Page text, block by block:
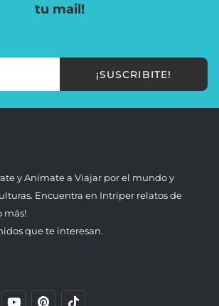
tu mail!
¡SUSCRIBITE!
y Anímate a Viajar por el mundo y
Encuentra en Intriper relatos de
más!
que te interesan.